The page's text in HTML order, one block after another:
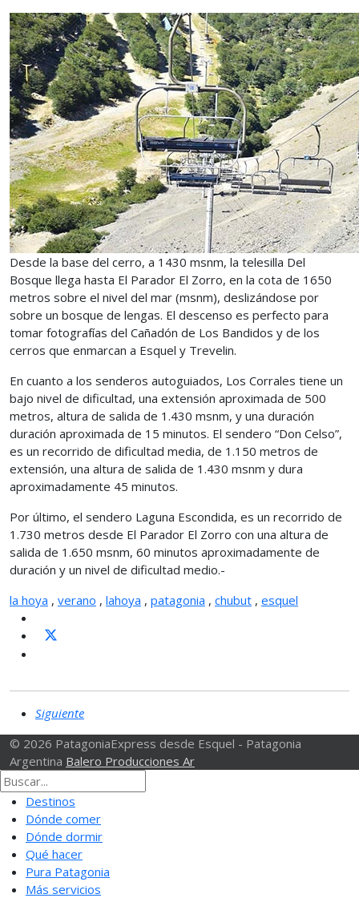
Desde la base del cerro, a 1430 msnm, la telesilla Del
Bosque llega hasta El Parador El Zorro, en la cota de 1650
metros sobre el nivel del mar (msnm), deslizándose por
sobre un bosque de lengas. El descenso es perfecto para
tomar fotografías del Cañadón de Los Bandidos y de los
cerros que enmarcan a Esquel y Trevelin.
En cuanto a los senderos autoguiados, Los Corrales tiene un
bajo nivel de dificultad, una extensión aproximada de 500
metros, altura de salida de 1.430 msnm, y una duración
duración aproximada de 15 minutos. El sendero “Don Celso”,
es un recorrido de dificultad media, de 1.150 metros de
extensión, una altura de salida de 1.430 msnm y dura
aproximadamente 45 minutos.
Por último, el sendero Laguna Escondida, es un recorrido de
1.730 metros desde El Parador El Zorro con una altura de
salida de 1.650 msnm, 60 minutos aproximadamente de
duración y un nivel de dificultad medio.-
la hoya , verano , lahoya , patagonia , chubut , esquel
Siguiente
© 2026 PatagoniaExpress desde Esquel - Patagonia
Argentina Balero Producciones Ar
Destinos
Dónde comer
Dónde dormir
Qué hacer
Pura Patagonia
Más servicios